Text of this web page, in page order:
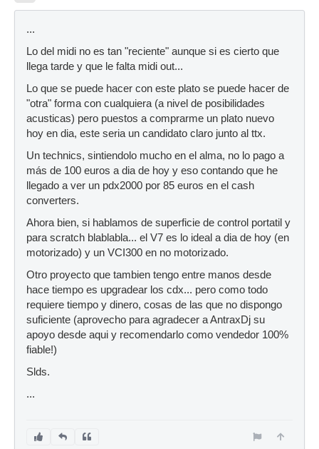
...
Lo del midi no es tan "reciente" aunque si es cierto que
llega tarde y que le falta midi out...
Lo que se puede hacer con este plato se puede hacer de
"otra" forma con cualquiera (a nivel de posibilidades
acusticas) pero puestos a comprarme un plato nuevo
hoy en dia, este seria un candidato claro junto al ttx.
Un technics, sintiendolo mucho en el alma, no lo pago a
más de 100 euros a dia de hoy y eso contando que he
llegado a ver un pdx2000 por 85 euros en el cash
converters.
Ahora bien, si hablamos de superficie de control portatil y
para scratch blablabla... el V7 es lo ideal a dia de hoy (en
motorizado) y un VCI300 en no motorizado.
Otro proyecto que tambien tengo entre manos desde
hace tiempo es upgradear los cdx... pero como todo
requiere tiempo y dinero, cosas de las que no dispongo
suficiente (aprovecho para agradecer a AntraxDj su
apoyo desde aqui y recomendarlo como vendedor 100%
fiable!)
Slds.
...